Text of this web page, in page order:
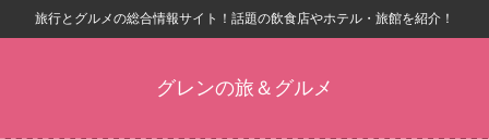
旅行とグルメの総合情報サイト！話題の飲食店やホテル・旅館を紹介！
グレンの旅＆グルメ